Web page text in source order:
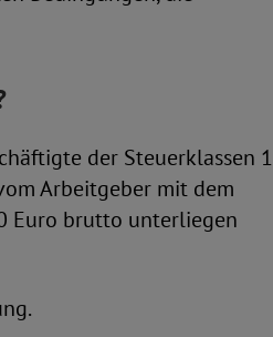
der Steuerklassen 1
Arbeitgeber mit dem
Euro brutto unterliegen